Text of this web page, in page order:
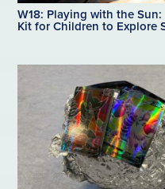
W18: Playing with the
Kit for Children to Explore